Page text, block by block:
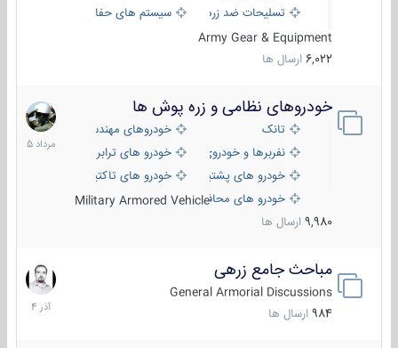
تسلیحات ضد زره
سیستم های حفاظت فعال
Army Gear & Equipment
6,022 ارسال ها
خودروهای نظامی و زره پوش ها
تانک
خودروهای مهندسی
نفربرها و خودروی های رزمی پیاده نظام
خودرو های ترابری نظامی
خودرو های پشتیبانی آتش ، شناسایی و ضد تانک
خودرو های تاکتیکی نظامی
خودرو های محافظت شدهMilitary Armored Vehicle
9,980 ارسال ها
2
مرداد
1405
مباحث جامع زرهی
General Armorial Discussions
984 ارسال ها
7
آذر
1404